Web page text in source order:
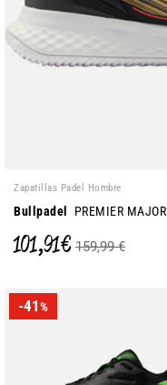
Zapatillas Padel Hombre
Bullpadel PREMIER MAJOR
101,91 € 159,99 €
-41%